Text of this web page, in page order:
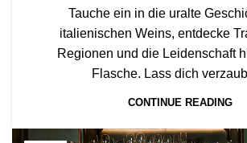
Tauche ein in die uralte
italienischen Weins, entdecke
Regionen und die Leidenschaft
Flasche. Lass dich
CONTINUE READING